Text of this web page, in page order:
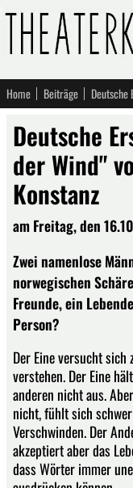
Home Beiträge
Deutsche
der Wind"
Konstanz
am Freitag, den
Zwei namenlose
norwegischen
Freunde, ein
Person?
Der Eine versucht
verstehen. Der Eine
anderen nicht aus.
nicht, fühlt sich
Verschwinden. Der
akzeptiert aber das
dass Wörter immer